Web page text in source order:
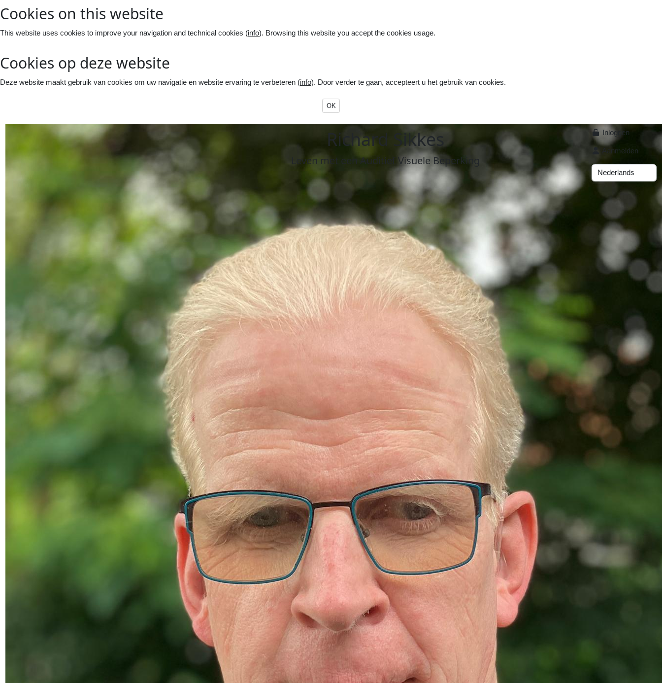
Cookies on this website
This website uses cookies to improve your navigation and technical cookies (info). Browsing this website you accept the cookies usage.
Cookies op deze website
Deze website maakt gebruik van cookies om uw navigatie en website ervaring te verbeteren (info). Door verder te gaan, accepteert u het gebruik van cookies.
OK
Richard ikkes
Leven met eenAuditief Visuele Beperking
Inloggen
Aanmelden